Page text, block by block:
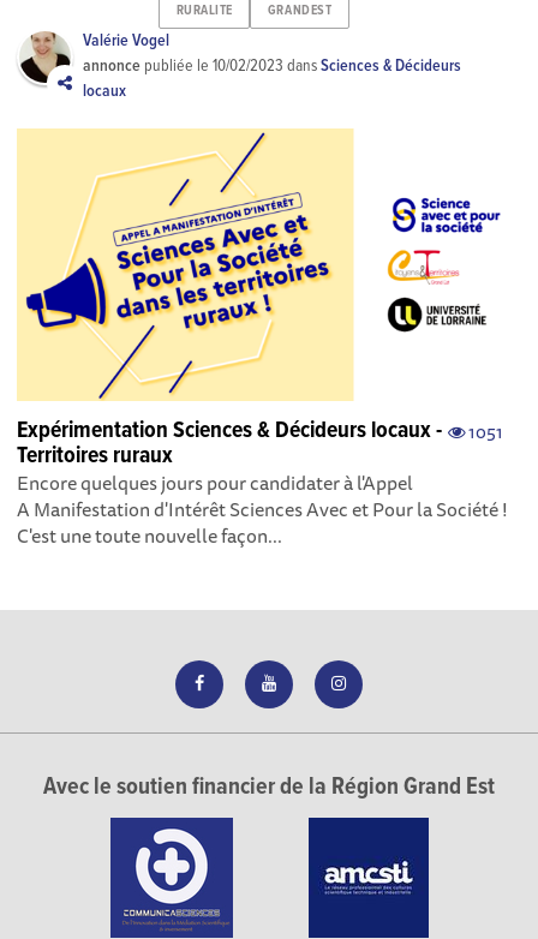
RURALITE GRANDEST
Valérie Vogel
annonce publiée le10/02/2023 dansSciences & Décideurs
locaux
1051
Expérimentation Sciences & Décideurs locaux -
Territoires ruraux
Encore quelques jours pour candidater à l'Appel
A Manifestation d'Intérêt Sciences Avec et Pour la Société !
C'est une toute nouvelle façon...
Avec le soutien financier de la Région Grand Est